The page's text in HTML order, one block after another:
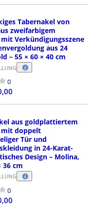
Tabernakel von
zweifarbigem
mit Verkündigungsszene
aus 24
– 55 × 60 × 40 cm
0
aus goldplattiertem
mit doppelt
Tür und
in 24-Karat-
Design – Molina,
36 cm
0